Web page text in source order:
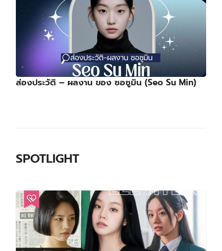
ส่องประวัติ – ผลงาน ของ ซอซูมิน (Seo Su Min)
SPOTLIGHT